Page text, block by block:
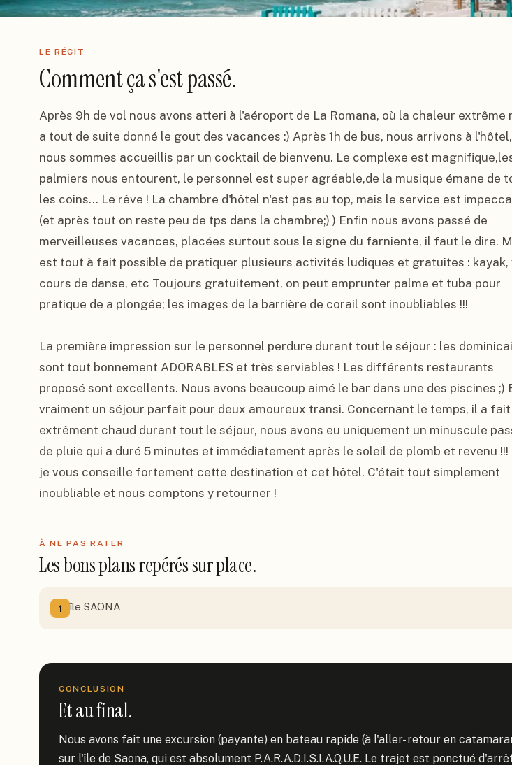
LE RÉCIT
Comment ça s'est passé.
Après 9h de vol nous avons atteri à l'aéroport de La Romana, où la chaleur extrême
a tout de suite donné le gout des vacances :) Après 1h de bus, nous arrivons à
nous sommes accueillis par un cocktail de bienvenu. Le complexe est
palmiers nous entourent, le personnel est super agréable,de la musique émane de
les coins... Le rêve ! La chambre d'hôtel n'est pas au top, mais le service est
(et après tout on reste peu de tps dans la chambre;) ) Enfin nous avons passé de
merveilleuses vacances, placées surtout sous le signe du farniente, il faut le dire.
est tout à fait possible de pratiquer plusieurs activités ludiques et gratuites : kayak,
cours de danse, etc Toujours gratuitement, on peut emprunter palme et tuba pour
pratique de a plongée; les images de la barrière de corail sont inoubliables !!!
La première impression sur le personnel perdure durant tout le séjour : les
sont tout bonnement ADORABLES et très serviables ! Les différents restaurants
proposé sont excellents. Nous avons beaucoup aimé le bar dans une des piscines ;)
vraiment un séjour parfait pour deux amoureux transi. Concernant le temps, il a fait
extrêment chaud durant tout le séjour, nous avons eu uniquement un minuscule
de pluie qui a duré 5 minutes et immédiatement après le soleil de plomb et revenu
je vous conseille fortement cette destination et cet hôtel. C'était tout simplement
inoubliable et nous comptons y retourner !
À NE PAS RATER
Les bons plans repérés sur place.
1 île SAONA
CONCLUSION
Et au final.
Nous avons fait une excursion (payante) en bateau rapide (à l'aller- retour en
sur l'île de Saona, qui est absolument P.A.R.A.D.I.S.I.A.Q.U.E. Le trajet est ponctué